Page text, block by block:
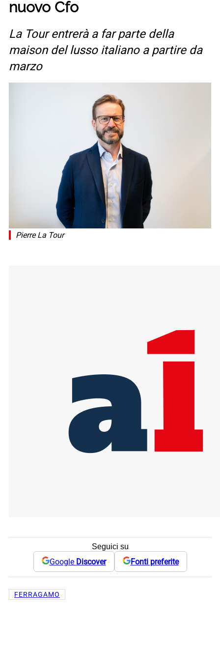
nuovo Cfo
La Tour entrerà a far parte della
maison del lusso italiano a partire da
marzo
Pierre La Tour
Seguici su
Google Discover Fonti preferite
FERRAGAMO